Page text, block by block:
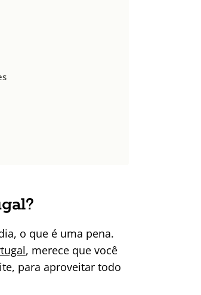
o que é uma pena.
, merece que você
para aproveitar todo